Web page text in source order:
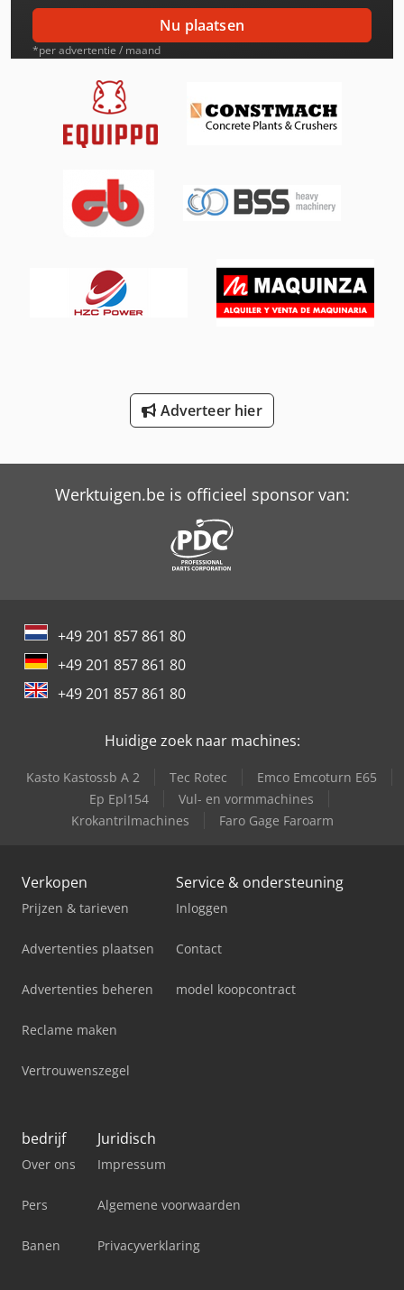
International 553
International 554
International 644
International 654
International 833
International 834
International 844
International 966
Nu plaatsen
*per advertentie / maand
Adverteer hier
Werktuigen.be is officieel sponsor van:
+49 201 857 861 80
+49 201 857 861 80
+49 201 857 861 80
Huidige zoek naar machines:
Kasto Kastossb A 2 Tec Rotec
Emco Emcoturn E65
Ep Epl154
Vul- en vormmachines
Krokantrilmachines
Faro Gage Faroarm
Verkopen
Prijzen & tarieven
Advertenties plaatsen
Advertenties beheren
Reclame maken
Vertrouwenszegel
Service & ondersteuning
Inloggen
Contact
model koopcontract
bedrijf
Over ons
Pers
Banen
Juridisch
Impressum
Algemene voorwaarden
Privacyverklaring